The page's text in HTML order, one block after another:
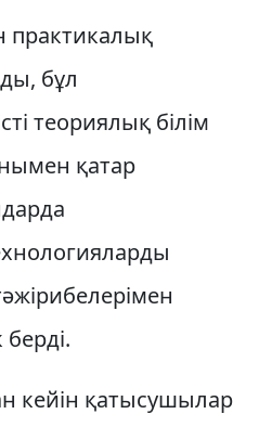
практикалық
бұл
теориялық білім
қатар
кейін қатысушылар